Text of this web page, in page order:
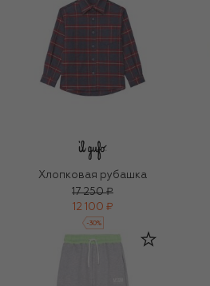
Хлопковая рубашка
17 250 ₽
12 100 ₽
-30%